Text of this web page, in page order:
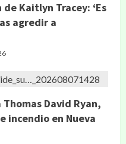
Kaitlyn Tracey: ‘Es
agredir a
Thomas David Ryan,
incendio en Nueva